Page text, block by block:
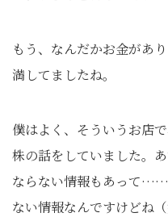
もう、なんだかお金があ
満してましたね。
僕はよく、そういうお店
株の話をしていました。
ならない情報もあって……
ない情報なんですけどね（